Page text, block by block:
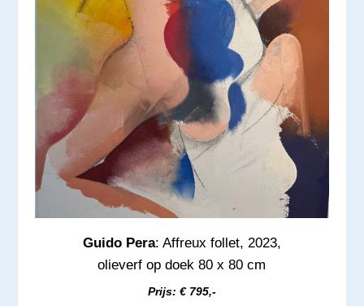
Guido Pera: Affreux follet, 2023,
olieverf op doek 80 x 80 cm
Prijs: € 795,-